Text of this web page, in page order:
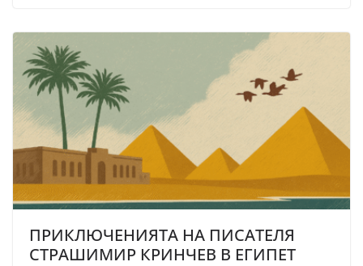
ПРИКЛЮЧЕНИЯТА НА ПИСАТЕЛЯ
СТРАШИМИР КРИНЧЕВ В ЕГИПЕТ